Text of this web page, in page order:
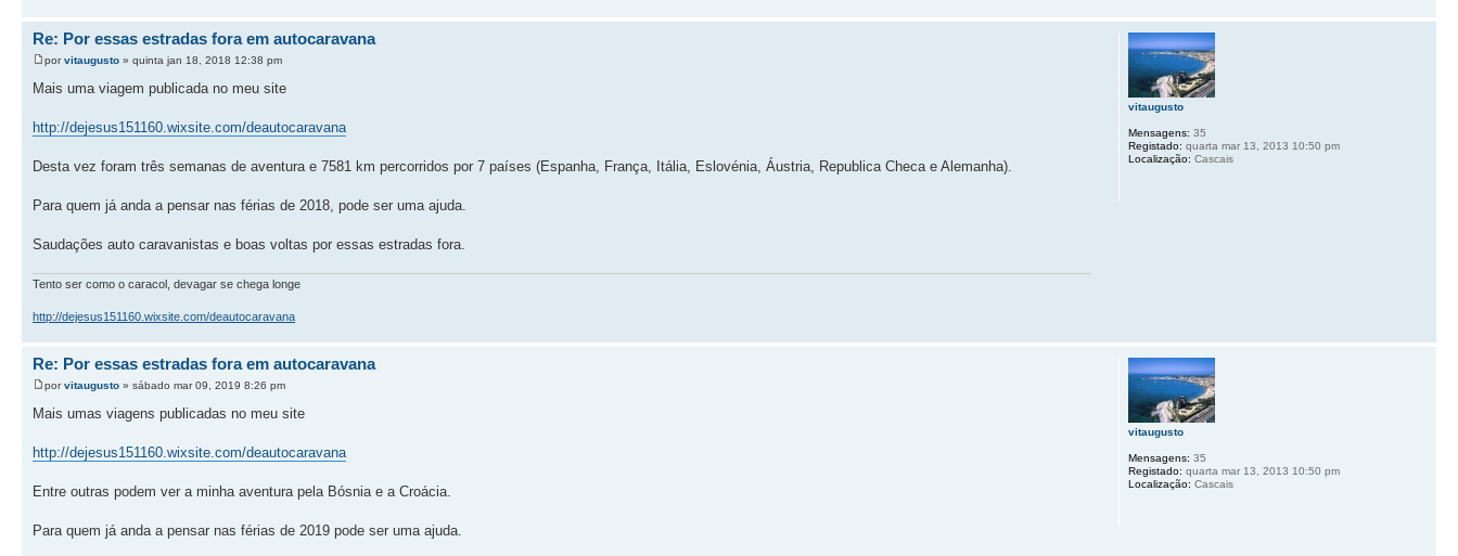
Re: Por essas estradas fora em autocaravana
porvitaugusto » quinta jan 18, 2018 12:38 pm
Mais uma viagem publicada no meu site
http://dejesus151160.wixsite.com/deautocaravana
Desta vez foram três semanas de aventura e 7581 km percorridos por 7 países (Espanha, França, Itália, Eslovénia, Áustria, Republica Checa e Alemanha).
Para quem já anda a pensar nas férias de 2018, pode ser uma ajuda.
Saudações auto caravanistas e boas voltas por essas estradas fora.
Tento ser como o caracol, devagar se chega longe
http://dejesus151160.wixsite.com/deautocaravana
vitaugusto
Mensagens: 35
Registado: quarta mar 13, 2013 10:50 pm
Localização: Cascais
Re: Por essas estradas fora em autocaravana
porvitaugusto » sábado mar 09, 2019 8:26 pm
Mais umas viagens publicadas no meu site
http://dejesus151160.wixsite.com/deautocaravana
Entre outras podem ver a minha aventura pela Bósnia e a Croácia.
Para quem já anda a pensar nas férias de 2019 pode ser uma ajuda.
vitaugusto
Mensagens: 35
Registado: quarta mar 13, 2013 10:50 pm
Localização: Cascais